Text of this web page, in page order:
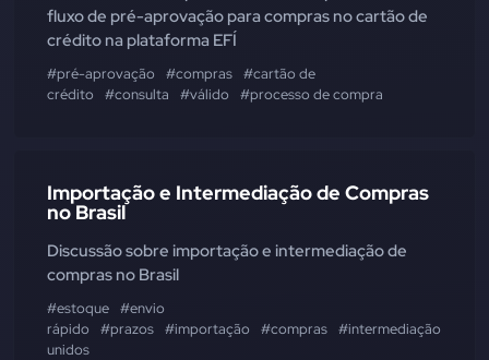
fluxo de pré-aprovação para compras no cartão de
crédito na plataforma EFÍ
#pré-aprovação #compras #cartão de
crédito
#consulta #válido #processo de compra
Importação e Intermediação de Compras
no Brasil
Discussão sobre importação e intermediação de
compras no Brasil
#estoque #envio
rápido
#prazos #importação #compras #intermediação
unidos